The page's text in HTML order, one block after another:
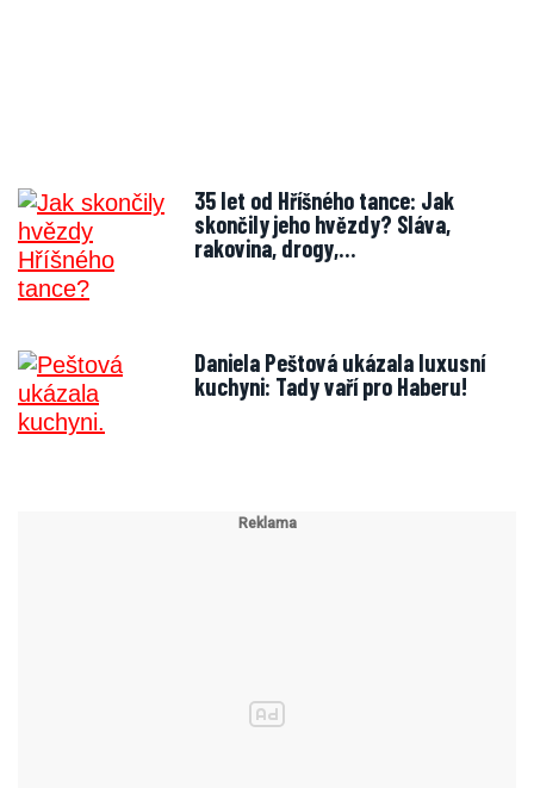
35 let od Hříšného tance: Jak
skončily jeho hvězdy? Sláva,
rakovina, drogy,…
Daniela Peštová ukázala luxusní
kuchyni: Tady vaří pro Haberu!